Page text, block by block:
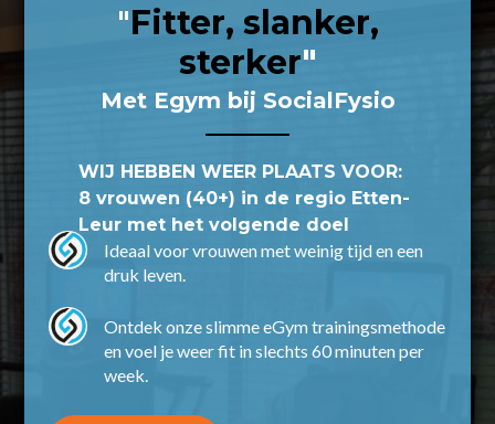
"Fitter, slanker,
sterker"
Met Egym bij SocialFysio
WIJ HEBBEN WEER PLAATS VOOR:
8 vrouwen (40+) in de regio Etten-
Leur met het volgende doel
Ideaal voor vrouwen met weinig tijd en een
druk leven.
Ontdek onze slimme eGym trainingsmethode
en voel je weer fit in slechts 60 minuten per
week.